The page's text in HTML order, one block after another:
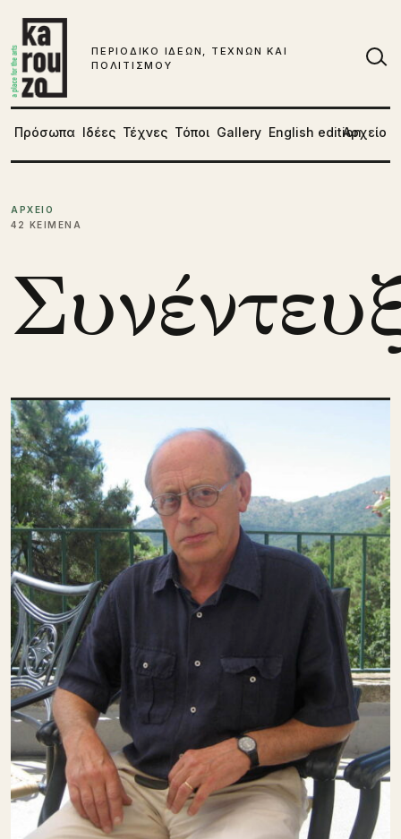
ΠΕΡΙΟΔΙΚΟ ΙΔΕΩΝ, ΤΕΧΝΩΝ ΚΑΙ
ΠΟΛΙΤΙΣΜΟΥ
Πρόσωπα Ιδέες Τέχνες Τόποι Gallery English editionΑρχείο
ΑΡΧΕΙΟ
42 ΚΕΙΜΕΝΑ